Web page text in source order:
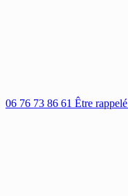
06 76 73 86 61 Être rappelé